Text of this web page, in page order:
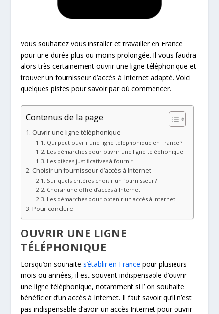
Vous souhaitez vous installer et travailler en France
pour une durée plus ou moins prolongée. Il vous faudra
alors très certainement ouvrir une ligne téléphonique et
trouver un fournisseur d’accès à Internet adapté. Voici
quelques pistes pour savoir par où commencer.
Contenus de la page
Ouvrir une ligne téléphonique
Qui peut ouvrir une ligne téléphonique en France ?
Les démarches pour ouvrir une ligne téléphonique
Les pièces justificatives à fournir
Choisir un fournisseur d’accès à Internet
Sur quels critères choisir un fournisseur ?
Choisir une offre d’accès à Internet
Les démarches pour obtenir un accès à Internet
Pour conclure
OUVRIR UNE LIGNE
TÉLÉPHONIQUE
Lorsqu’on souhaites’établir en France pour plusieurs
mois ou années, il est souvent indispensable d’ouvrir
une ligne téléphonique, notamment si l’ on souhaite
bénéficier d’un accès à Internet. Il faut savoir qu’il n’est
pas indispensable d’avoir un accès Internet pour ouvrir